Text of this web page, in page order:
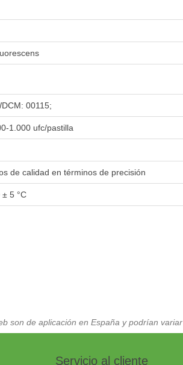
00115;
1.000 ufc/pastilla
de calidad en términos de precisión
5 °C
son de aplicación en España y podrían
Servicio al cliente